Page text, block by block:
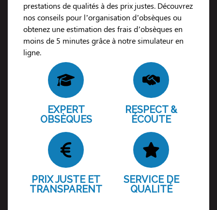
prestations de qualités à des prix justes. Découvrez
nos conseils pour l’organisation d’obsèques ou
obtenez une estimation des frais d’obsèques en
moins de 5 minutes grâce à notre simulateur en
ligne.
EXPERT
OBSÈQUES
RESPECT &
ÉCOUTE
PRIX JUSTE ET
TRANSPARENT
SERVICE DE
QUALITÉ